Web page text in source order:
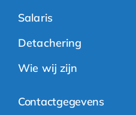
Salaris
Detachering
Wie wij zijn
Contactgegevens